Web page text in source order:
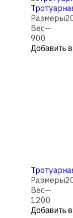
Размеры
Вес—
900
Добавить
Размеры
Вес—
1200
Добавить